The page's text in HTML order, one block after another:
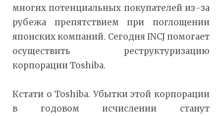
многих потенциальных покупателей из-за
рубежа препятствием при поглощении
японских компаний. Сегодня INCJ помогает
осуществить реструктуризацию
корпорации Toshiba.
Кстати о Toshiba. Убытки этой корпорации
в годовом исчислении станут